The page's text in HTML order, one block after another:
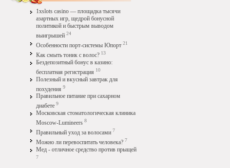
1xslots casino — площадка тысячи
азартных игр, щедрой бонусной
политикой и быстрым выводом
выигрышей 24
Особенности порт-системы Юпорт 21
Как смыть тоник с волос? 13
Бездепозитный бонус в казино:
бесплатная регистрация 10
Полезный и вкусный завтрак для
похудения 9
Правильное питание при сахарном
диабете 9
Московская стоматологическая клиника
Moscow-Lumineers 8
Правильный уход за волосами 7
Можно ли перевоспитать человека? 7
Мед - отличное средство против прыщей
7